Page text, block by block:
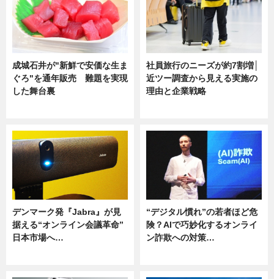
成城石井が"新鮮で安価な生ま
ぐろ"を通年販売 難題を実現
した舞台裏
社員旅行のニーズが約7割増│
近ツー調査から見える実施の
理由と企業戦略
デンマーク発『Jabra』が見
据える“オンライン会議革命”
日本市場へ…
“デジタル慣れ”の若者ほど危
険？AIで巧妙化するオンライ
ン詐欺への対策…